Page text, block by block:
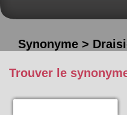
Synonyme >
Trouver le